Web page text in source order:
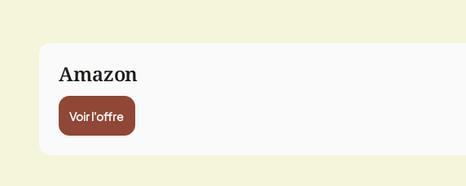
Amazon
Voir l'offre